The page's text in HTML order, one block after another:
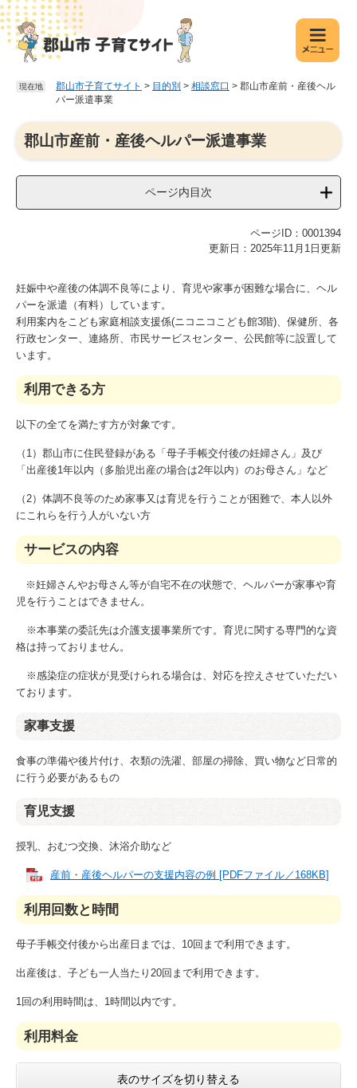
ペ
ー
ジ
メ
ニ
ュ
現在地 郡山市子育てサイト > 目的別 > 相談窓口 > 郡山市産前・産後ヘル
パー派遣事業
本
文郡山市産前・産後ヘルパー派遣事業
ページ内目次
ページID：0001394
更新日：2025年11月1日更新
妊娠中や産後の体調不良等により、育児や家事が困難な場合に、ヘル
パーを派遣（有料）しています。
利用案内をこども家庭相談支援係(ニコニコこども館3階)、保健所、各
行政センター、連絡所、市民サービスセンター、公民館等に設置して
います。
利用できる方
以下の全てを満たす方が対象です。
（1）郡山市に住民登録がある「母子手帳交付後の妊婦さん」及び
「出産後1年以内（多胎児出産の場合は2年以内）のお母さん」など
（2）体調不良等のため家事又は育児を行うことが困難で、本人以外
にこれらを行う人がいない方
サービスの内容
※妊婦さんやお母さん等が自宅不在の状態で、ヘルパーが家事や育
児を行うことはできません。
※本事業の委託先は介護支援事業所です。育児に関する専門的な資
格は持っておりません。
※感染症の症状が見受けられる場合は、対応を控えさせていただい
ております。
家事支援
食事の準備や後片付け、衣類の洗濯、部屋の掃除、買い物など日常的
に行う必要があるもの
育児支援
授乳、おむつ交換、沐浴介助など
産前・産後ヘルパーの支援内容の例 [PDFファイル／168KB]
利用回数と時間
母子手帳交付後から出産日までは、10回まで利用できます。
出産後は、子ども一人当たり20回まで利用できます。
1回の利用時間は、1時間以内です。
利用料金
表のサイズを切り替える